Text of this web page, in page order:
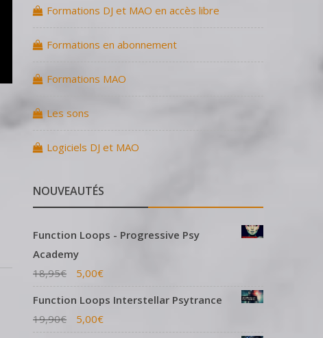
Formations DJ et MAO en accès libre
Formations en abonnement
Formations MAO
Les sons
Logiciels DJ et MAO
NOUVEAUTÉS
Function Loops - Progressive Psy
Academy
18,95€ 5,00€
Function Loops Interstellar Psytrance
19,90€ 5,00€